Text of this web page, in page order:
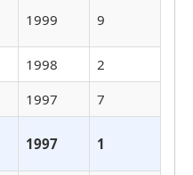
1999 9
1998
2
1997
7
1997 1